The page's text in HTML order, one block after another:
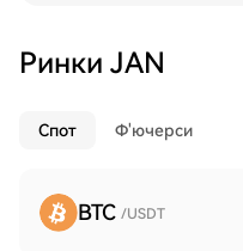
Ринки JAN
Спот Ф'ючерси
BTC /USDT